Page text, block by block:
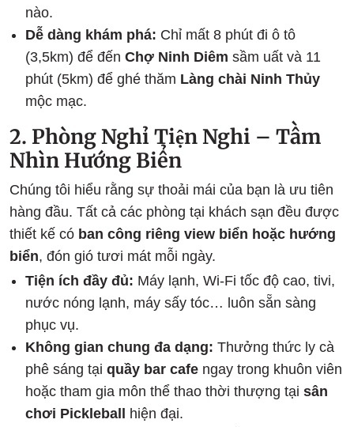
nào.
Dễ dàng khám phá: Chỉ mất 8 phút đi ô tô
(3,5km) để đến Chợ Ninh Diêm sầm uất và 11
phút (5km) để ghé thăm Làng chài Ninh Thủy
mộc mạc.
2. Phòng Nghỉ Tiện Nghi – Tầm
Nhìn Hướng Biển
Chúng tôi hiểu rằng sự thoải mái của bạn là ưu tiên
hàng đầu. Tất cả các phòng tại khách sạn đều được
thiết kế có ban công riêng view biển hoặc hướng
biển, đón gió tươi mát mỗi ngày.
Tiện ích đầy đủ: Máy lạnh, Wi-Fi tốc độ cao, tivi,
nước nóng lạnh, máy sấy tóc… luôn sẵn sàng
phục vụ.
Không gian chung đa dạng: Thưởng thức ly cà
phê sáng tại quầy bar cafe ngay trong khuôn viên
hoặc tham gia môn thể thao thời thượng tại sân
chơi Pickleball
hiện đại.